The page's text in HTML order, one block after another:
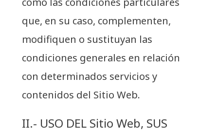
que, en su caso, complementen,
modifiquen o sustituyan las
condiciones generales en relación
con determinados servicios y
contenidos del Sitio Web.
II.- USO DEL Sitio Web, SUS